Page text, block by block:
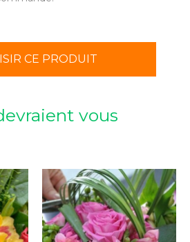
CE PRODUIT
vous